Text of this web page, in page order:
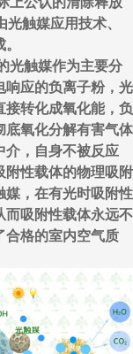
触媒应用技术、
触媒作为主要分
响应的负离子粉，光
接转化成氧化能，负
底氧化分解有害气体
介，自身不被反应
附性载体的物理吸附
媒，在有光时吸附性
而吸附性载体永远不
合格的室内空气质